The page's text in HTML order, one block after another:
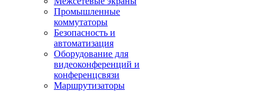
Промышленные
коммутаторы
Безопасность и
автоматизация
Оборудование для
видеоконференций и
конференцсвязи
Маршрутизаторы